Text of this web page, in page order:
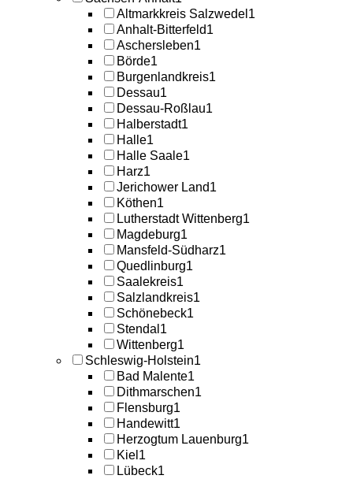
Altmarkkreis Salzwedel 1
Anhalt-Bitterfeld1
Aschersleben1
Börde1
Burgenlandkreis1
Dessau1
Dessau-Roßlau1
Halberstadt1
Halle1
Halle Saale1
Harz1
Jerichower Land1
Köthen1
Lutherstadt Wittenberg1
Magdeburg1
Mansfeld-Südharz1
Quedlinburg1
Saalekreis1
Salzlandkreis1
Schönebeck1
Stendal 1
Wittenberg1
Schleswig-Holstein1
Bad Malente1
Dithmarschen1
Flensburg1
Handewitt1
Herzogtum Lauenburg1
Kiel 1
Lübeck1